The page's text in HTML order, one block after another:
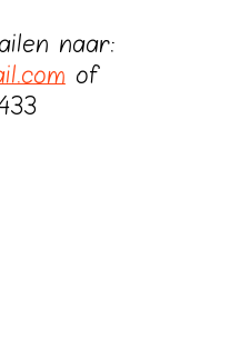
naar:
of